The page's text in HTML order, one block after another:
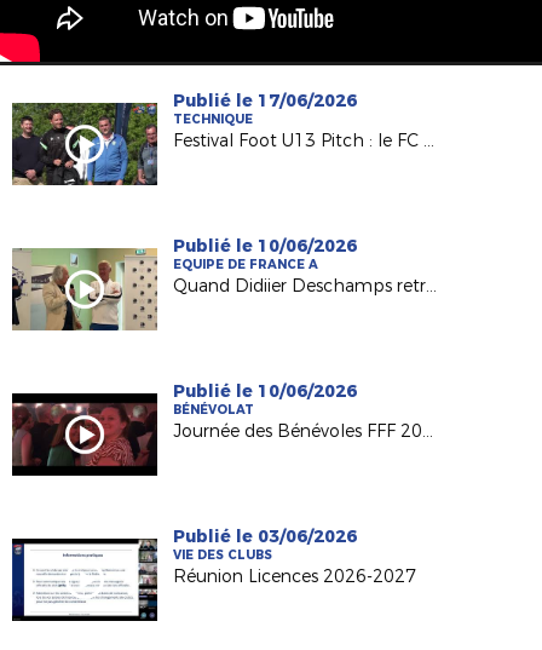
Publié le 17/06/2026
TECHNIQUE
Festival Foot U13 Pitch : le FC Chalonnes Chaudefonds club support à l'organisation
Publié le 10/06/2026
EQUIPE DE FRANCE A
Quand Didiier Deschamps retrouve ses racines nantaises...
Publié le 10/06/2026
BÉNÉVOLAT
Journée des Bénévoles FFF 2026
Publié le 03/06/2026
VIE DES CLUBS
Réunion Licences 2026-2027